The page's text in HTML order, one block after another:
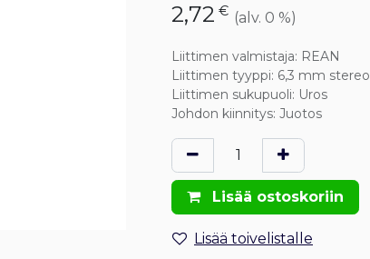
2,72 € (alv. 0 %)
Liittimen valmistaja: REAN
Liittimen tyyppi: 6,3 mm stereo
Liittimen sukupuoli: Uros
Johdon kiinnitys: Juotos
Lisää ostoskoriin
Lisää toivelistalle